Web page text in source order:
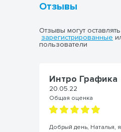
Отзывы
Отзывы могут
зарегистрированные
пользователи
Интро Графика
20.05.22
Общая оценка
Добрый день, Наталья,